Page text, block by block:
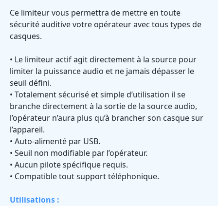
Ce limiteur vous permettra de mettre en toute
sécurité auditive votre opérateur avec tous types de
casques.
• Le limiteur actif agit directement à la source pour
limiter la puissance audio et ne jamais dépasser le
seuil défini.
• Totalement sécurisé et simple d’utilisation il se
branche directement à la sortie de la source audio,
l’opérateur n’aura plus qu’à brancher son casque sur
l’appareil.
• Auto-alimenté par USB.
• Seuil non modifiable par l’opérateur.
• Aucun pilote spécifique requis.
• Compatible tout support téléphonique.
Utilisations :